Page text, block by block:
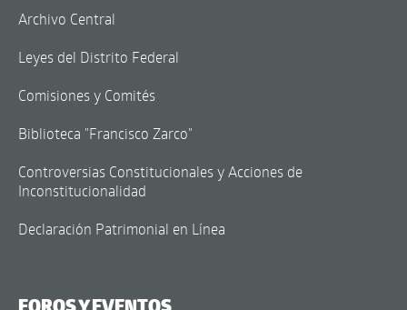
Archivo Central
Leyes del Distrito Federal
Comisiones y Comités
Biblioteca "Francisco Zarco"
Controversias Constitucionales y Acciones de
Inconstitucionalidad
Declaración Patrimonial en Línea